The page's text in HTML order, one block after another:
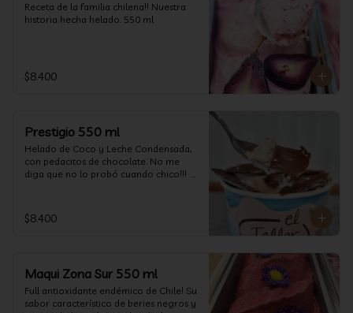
Receta de la familia chilena!! Nuestra
historia hecha helado. 550 ml
$8.400
Prestigio 550 ml
Helado de Coco y Leche Condensada,
con pedacitos de chocolate. No me
diga que no lo probó cuando chico!!!
$8.400
Maqui Zona Sur 550 ml
Full antioxidante endémico de Chile! Su
sabor característico de beries negros y